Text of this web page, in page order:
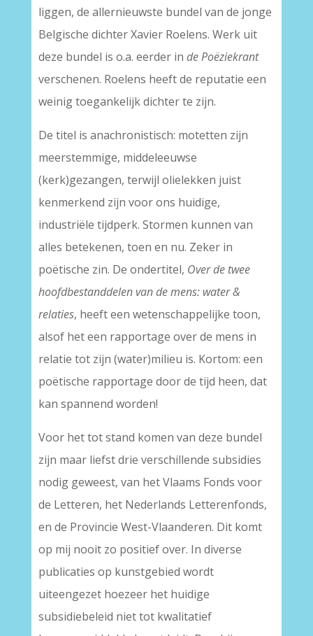
liggen, de allernieuwste bundel van de jonge
Belgische dichter Xavier Roelens. Werk uit
deze bundel is o.a. eerder in de Poëziekrant
verschenen. Roelens heeft de reputatie een
weinig toegankelijk dichter te zijn.
De titel is anachronistisch: motetten zijn
meerstemmige, middeleeuwse
(kerk)gezangen, terwijl olielekken juist
kenmerkend zijn voor ons huidige,
industriële tijdperk. Stormen kunnen van
alles betekenen, toen en nu. Zeker in
poëtische zin. De ondertitel, Over de twee
hoofdbestanddelen van de mens: water &
relaties, heeft een wetenschappelijke toon,
alsof het een rapportage over de mens in
relatie tot zijn (water)milieu is. Kortom: een
poëtische rapportage door de tijd heen, dat
kan spannend worden!
Voor het tot stand komen van deze bundel
zijn maar liefst drie verschillende subsidies
nodig geweest, van het Vlaams Fonds voor
de Letteren, het Nederlands Letterenfonds,
en de Provincie West-Vlaanderen. Dit komt
op mij nooit zo positief over. In diverse
publicaties op kunstgebied wordt
uiteengezet hoezeer het huidige
subsidiebeleid niet tot kwalitatief